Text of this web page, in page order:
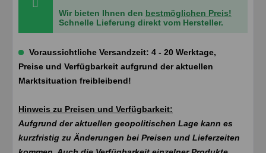
Wir bieten Ihnen den bestmöglichen Preis!
Schnelle Lieferung direkt vom Hersteller.
Voraussichtliche Versandzeit: 4 - 20 Werktage,
Preise und Verfügbarkeit aufgrund der aktuellen
Marktsituation freibleibend!
Hinweis zu Preisen und Verfügbarkeit:
Aufgrund der aktuellen geopolitischen Lage kann es
kurzfristig zu Änderungen bei Preisen und Lieferzeiten